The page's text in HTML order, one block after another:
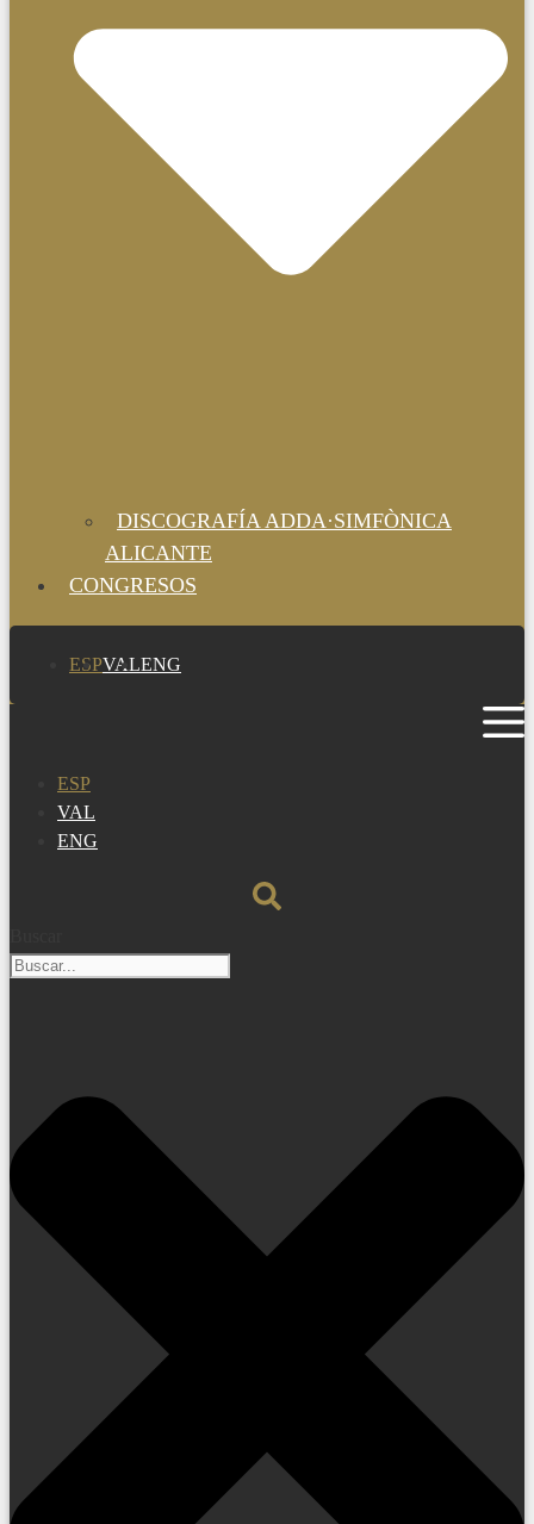
DISCOGRAFÍA ADDA·SIMFÒNICA
ALICANTE
CONGRESOS
ESPVALENG
ESP
VAL
ENG